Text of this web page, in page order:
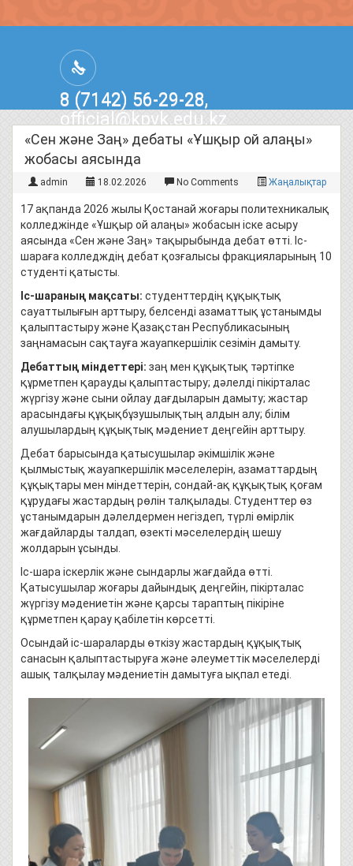
8 (7142) 56-29-28,
official@kpvk.edu.kz
г.Костанай, Проспект Кобыланды
Батыра, 3
«Сен және Заң» дебаты «Ұшқыр ой алаңы»
жобасы аясында
admin 18.02.2026 No Comments Жаңалықтар
17 ақпанда 2026 жылы Қостанай жоғары политехникалық
колледжінде «Ұшқыр ой алаңы» жобасын іске асыру
аясында «Сен және Заң» тақырыбында дебат өтті. Іс-
шараға колледждің дебат қозғалысы фракцияларының 10
студенті қатысты.
Іс-шараның мақсаты: студенттердің құқықтық
сауаттылығын арттыру, белсенді азаматтық ұстанымды
қалыптастыру және Қазақстан Республикасының
заңнамасын сақтауға жауапкершілік сезімін дамыту.
Дебаттың міндеттері: заң мен құқықтық тәртіпке
құрметпен қарауды қалыптастыру; дәлелді пікірталас
жүргізу және сыни ойлау дағдыларын дамыту; жастар
арасындағы құқықбұзушылықтың алдын алу; білім
алушылардың құқықтық мәдениет деңгейін арттыру.
Дебат барысында қатысушылар әкімшілік және
қылмыстық жауапкершілік мәселелерін, азаматтардың
құқықтары мен міндеттерін, сондай-ақ құқықтық қоғам
құрудағы жастардың рөлін талқылады. Студенттер өз
ұстанымдарын дәлелдермен негіздеп, түрлі өмірлік
жағдайларды талдап, өзекті мәселелердің шешу
жолдарын ұсынды.
Іс-шара іскерлік және сындарлы жағдайда өтті.
Қатысушылар жоғары дайындық деңгейін, пікірталас
жүргізу мәдениетін және қарсы тараптың пікіріне
құрметпен қарау қабілетін көрсетті.
Осындай іс-шараларды өткізу жастардың құқықтық
санасын қалыптастыруға және әлеуметтік мәселелерді
ашық талқылау мәдениетін дамытуға ықпал етеді.